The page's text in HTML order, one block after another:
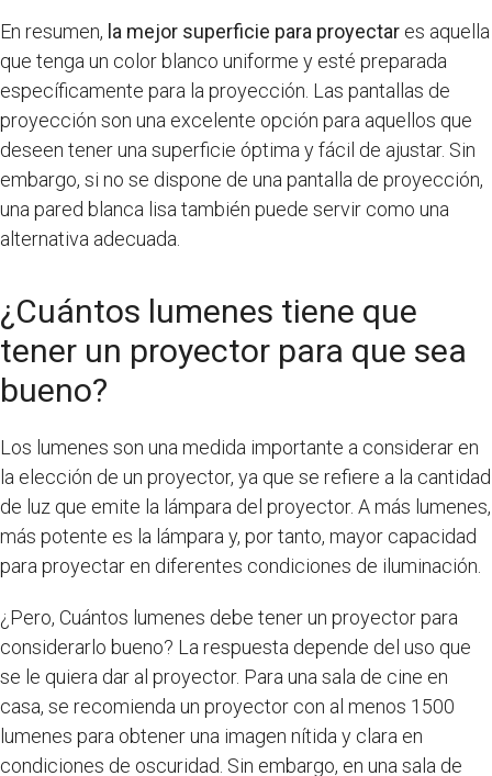
En resumen, la mejor superficie para proyectar es aquella
que tenga un color blanco uniforme y esté preparada
específicamente para la proyección. Las pantallas de
proyección son una excelente opción para aquellos que
deseen tener una superficie óptima y fácil de ajustar. Sin
embargo, si no se dispone de una pantalla de proyección,
una pared blanca lisa también puede servir como una
alternativa adecuada.
¿Cuántos lumenes tiene que
tener un proyector para que sea
bueno?
Los lumenes son una medida importante a considerar en
la elección de un proyector, ya que se refiere a la cantidad
de luz que emite la lámpara del proyector. A más lumenes,
más potente es la lámpara y, por tanto, mayor capacidad
para proyectar en diferentes condiciones de iluminación.
¿Pero, Cuántos lumenes debe tener un proyector para
considerarlo bueno? La respuesta depende del uso que
se le quiera dar al proyector. Para una sala de cine en
casa, se recomienda un proyector con al menos 1500
lumenes para obtener una imagen nítida y clara en
condiciones de oscuridad. Sin embargo, en una sala de